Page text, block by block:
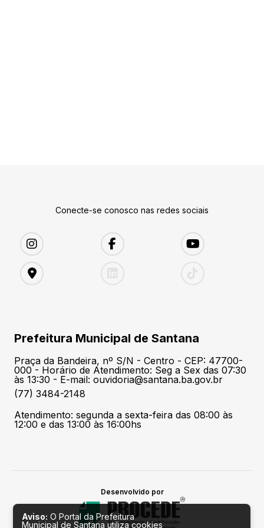
Conecte-se conosco nas redes sociais
Prefeitura Municipal de Santana
Praça da Bandeira, nº S/N - Centro - CEP: 47700-
000 - Horário de Atendimento: Seg a Sex das 07:30
às 13:30 - E-mail: ouvidoria@santana.ba.gov.br
(77) 3484-2148
Atendimento: segunda a sexta-feira das 08:00 às
12:00 e das 13:00 às 16:00hs
Desenvolvido por
Aviso: O Portal da Prefeitura
Municipal de Santana utiliza cookies